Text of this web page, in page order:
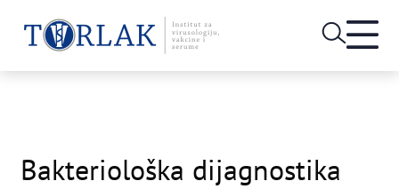
Bakteriološka dijagnostika